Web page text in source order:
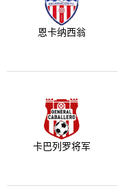
恩卡纳西翁
卡巴列罗将军